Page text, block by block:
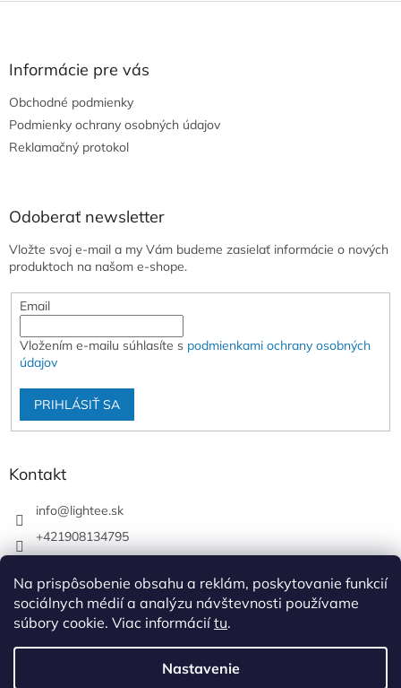
Na prispôsobenie obsahu a reklám, poskytovanie funkcií
sociálnych médií a analýzu návštevnosti používame
súbory cookie. Viac informáciítu.
Nastavenie
Informácie pre vás
Obchodné podmienky
Podmienky ochrany osobných údajov
Reklamačný protokol
Odoberať newsletter
Vložte svoj e-mail a my Vám budeme zasielať informácie o nových
produktoch na našom e-shope.
Email
Vložením e-mailu súhlasíte s podmienkami ochrany osobných
údajov
PRIHLÁSIŤ SA
Kontakt
info@lightee.sk
+421908134795
lightee.sk